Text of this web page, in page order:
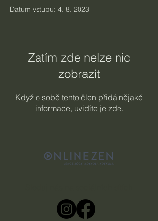
Datum vstupu: 4. 8. 2023
Zatím zde nelze nic
zobrazit
Když o sobě tento člen přidá nějaké
informace, uvidíte je zde.